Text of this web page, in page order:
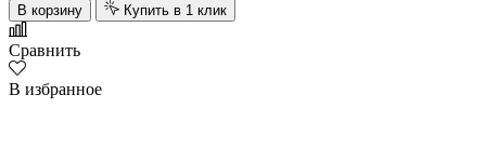
В корзину Купить в 1 клик
Сравнить
В избранное